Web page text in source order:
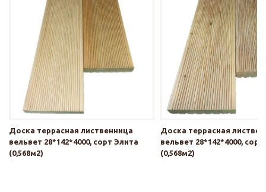
Доска террасная лиственница
вельвет 28*142*4000, сорт Элита
(0,568м2)
Доска террасная
вельвет 28*142*4000, сорт
(0,568м2)